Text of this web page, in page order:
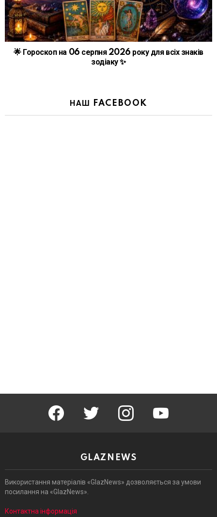
🌟 Гороскоп на 06 серпня 2026 року для всіх знаків
зодіаку ✨
НАШ FACEBOOK
facebook twitter instagram youtube
GLAZNEWS
Використання матеріалів «GlazNews» дозволяється за умови
посилання на «GlazNews».
Контактна інформація